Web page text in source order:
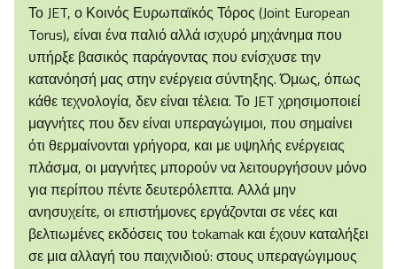
Το JET, ο Κοινός Ευρωπαϊκός Τόρος (Joint European
Torus), είναι ένα παλιό αλλά ισχυρό μηχάνημα που
υπήρξε βασικός παράγοντας που ενίσχυσε την
κατανόησή μας στην ενέργεια σύντηξης. Όμως, όπως
κάθε τεχνολογία, δεν είναι τέλεια. Το JET χρησιμοποιεί
μαγνήτες που δεν είναι υπεραγώγιμοι, που σημαίνει
ότι θερμαίνονται γρήγορα, και με υψηλής ενέργειας
πλάσμα, οι μαγνήτες μπορούν να λειτουργήσουν μόνο
για περίπου πέντε δευτερόλεπτα. Αλλά μην
ανησυχείτε, οι επιστήμονες εργάζονται σε νέες και
βελτιωμένες εκδόσεις του tokamak και έχουν καταλήξει
σε μια αλλαγή του παιχνιδιού: στους υπεραγώγιμους